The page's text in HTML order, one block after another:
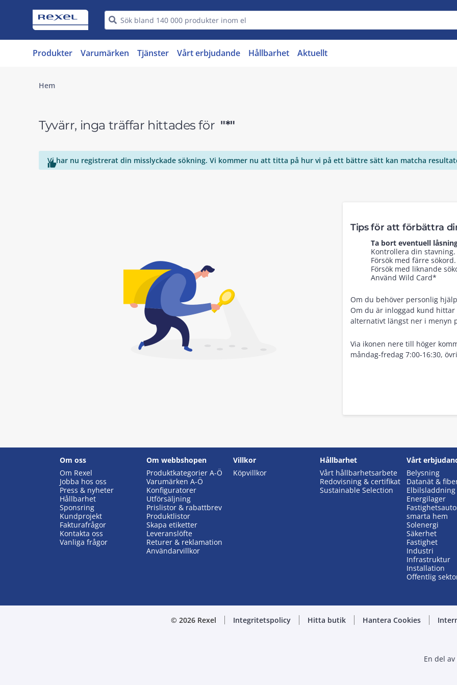
Produkter Varumärken Tjänster Vårt erbjudande Hållbarhet Aktuellt
Hem
Tyvärr, inga träffar hittades för "*"

Vi har nu registrerat din misslyckade sökning. Vi kommer nu att titta på hur vi på ett bättre sätt kan matcha
Tips för att förbättra
Ta bort eventuell
Kontrollera din stavning.
Försök med färre sökord.
Försök med liknande
Använd Wild Card*
Om du behöver personlig
Om du är inloggad kund
alternativt längst ner i menyn
Via ikonen nere till höger
måndag-fredag 7:00-16:30,
Om oss
Om Rexel
Jobba hos oss
Press & nyheter
Hållbarhet
Sponsring
Kundprojekt
Fakturafrågor
Kontakta oss
Vanliga frågor
Om webbshopen
Produktkategorier A-Ö
Varumärken A-Ö
Konfiguratorer
Utförsäljning
Prislistor & rabattbrev
Produktlistor
Skapa etiketter
Leveranslöfte
Returer & reklamation
Användarvillkor
Villkor
Köpvillkor
Hållbarhet
Vårt hållbarhetsarbete
Redovisning & certifikat
Sustainable Selection
Vårt
Belysning
Datanät &
Elbilsladdning
Energilager
smarta hem
Solenergi
Säkerhet
Fastighet
Industri
Infrastruktur
Installation
Offentlig
© 2026 Rexel Integritetspolicy Hitta butik Hantera Cookies
En del